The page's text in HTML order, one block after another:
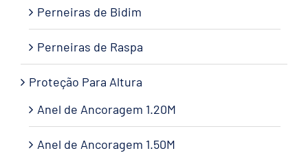
Perneiras de Bidim
Perneiras de Raspa
Proteção Para Altura
Anel de Ancoragem 1.20M
Anel de Ancoragem 1.50M